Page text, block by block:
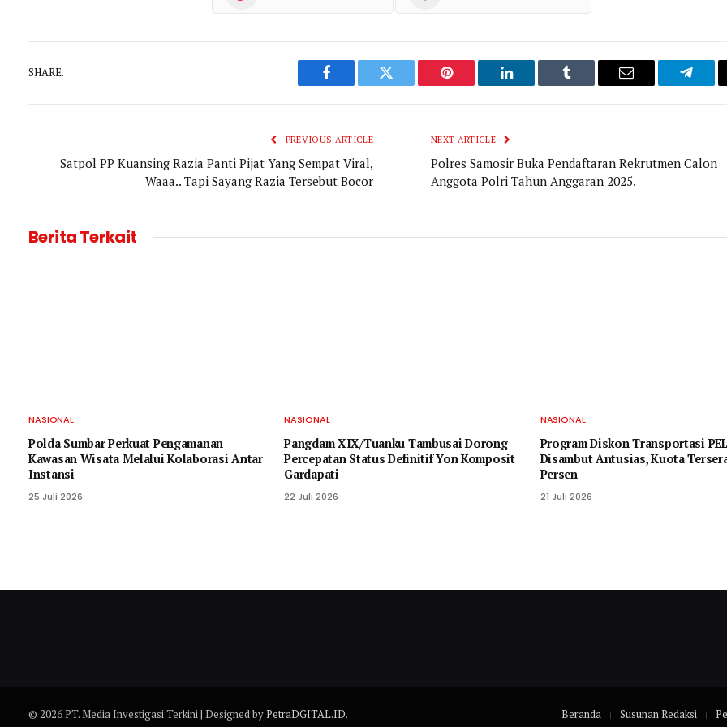
SHARE.
Facebook Twitter Pinterest LinkedIn Tumblr Email
PREVIOUS ARTICLE
Satpol PP Kuansing Razia Panti Pijat Yang Sempat Viral,
Waaa.. Tapi Sayang Razia Tersebut Bocor
NEXT ARTICLE
Polres Samosir Buka Pendaftaran Rekrutmen Calon
Anggota Polri Tahun Anggaran 2025.
Berita Terkait
NASIONAL
Polda Sumbar Perkuat Pengamanan
Kawasan Wisata Melalui Kolaborasi Antar
Instansi
25 Juli 2026
NASIONAL
Pangdam XIX/Tuanku Tambusai Dorong
Percepatan Status Definitif Yon Komposit
Gardapati
22 Juli 2026
NASIONAL
Program Diskon Transportasi
Disambut Antusias, Kuota
Persen
21 Juli 2026
© 2026 PT. Media Investigasi Terkini | Designed byPetraDGITAL.ID. Beranda Susunan Redaksi